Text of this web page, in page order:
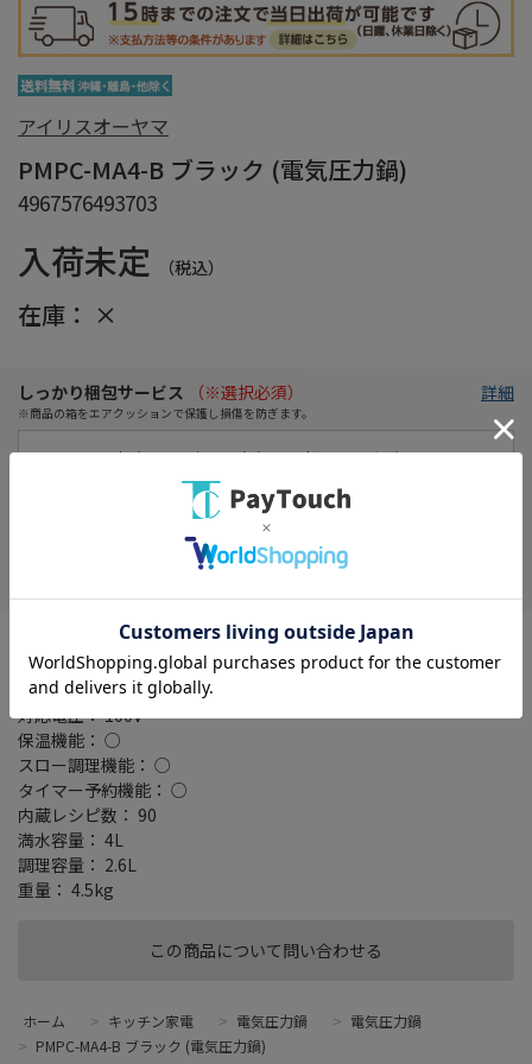
アイリスオーヤマ
PMPC-MA4-B ブラック (電気圧力鍋)
4967576493703
入荷未定 （税込）
在庫： ×
この商品について問い合わせる
しっかり梱包サービス （※選択必須）
※商品の箱をエアクッションで保護し損傷を防ぎます。
詳細
在庫がありません
タイプ： 電気圧力鍋
最高圧力： 70 kPa
消費電力： 1000W
対応電圧： 100V
保温機能： ○
スロー調理機能： ○
タイマー予約機能： ○
内蔵レシピ数： 90
満水容量： 4L
調理容量： 2.6L
重量： 4.5kg
ホーム > キッチン家電 > 電気圧力鍋 > 電気圧力鍋
> PMPC-MA4-B ブラック (電気圧力鍋)